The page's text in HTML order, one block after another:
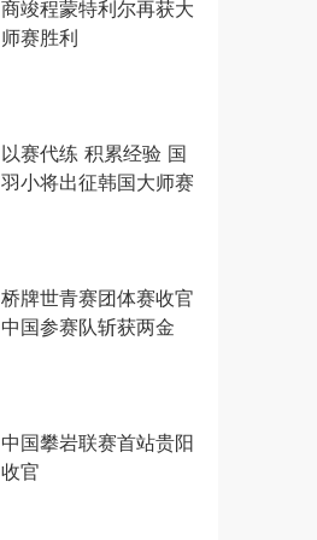
商竣程蒙特利尔再获大
师赛胜利
以赛代练 积累经验 国
羽小将出征韩国大师赛
桥牌世青赛团体赛收官
中国参赛队斩获两金
中国攀岩联赛首站贵阳
收官